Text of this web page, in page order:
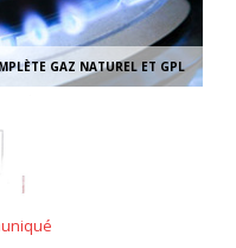
GAZ NATUREL ET GPL